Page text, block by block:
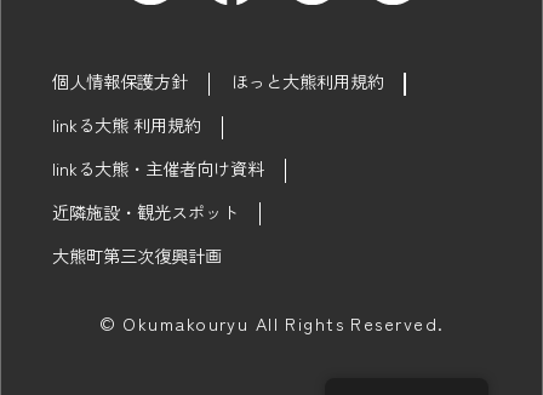
個人情報保護方針
ほっと大熊利用規約
linkる大熊 利用規約
linkる大熊・主催者向け資料
近隣施設・観光スポット
大熊町第三次復興計画
© Okumakouryu All Rights Reserved.